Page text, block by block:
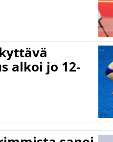
alkoi jo 12-